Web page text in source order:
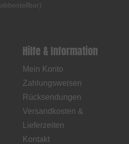
abbestellbar)
Hilfe & Information
Mein Konto
Zahlungsweisen
Rücksendungen
Versandkosten &
Lieferzeiten
Kontakt